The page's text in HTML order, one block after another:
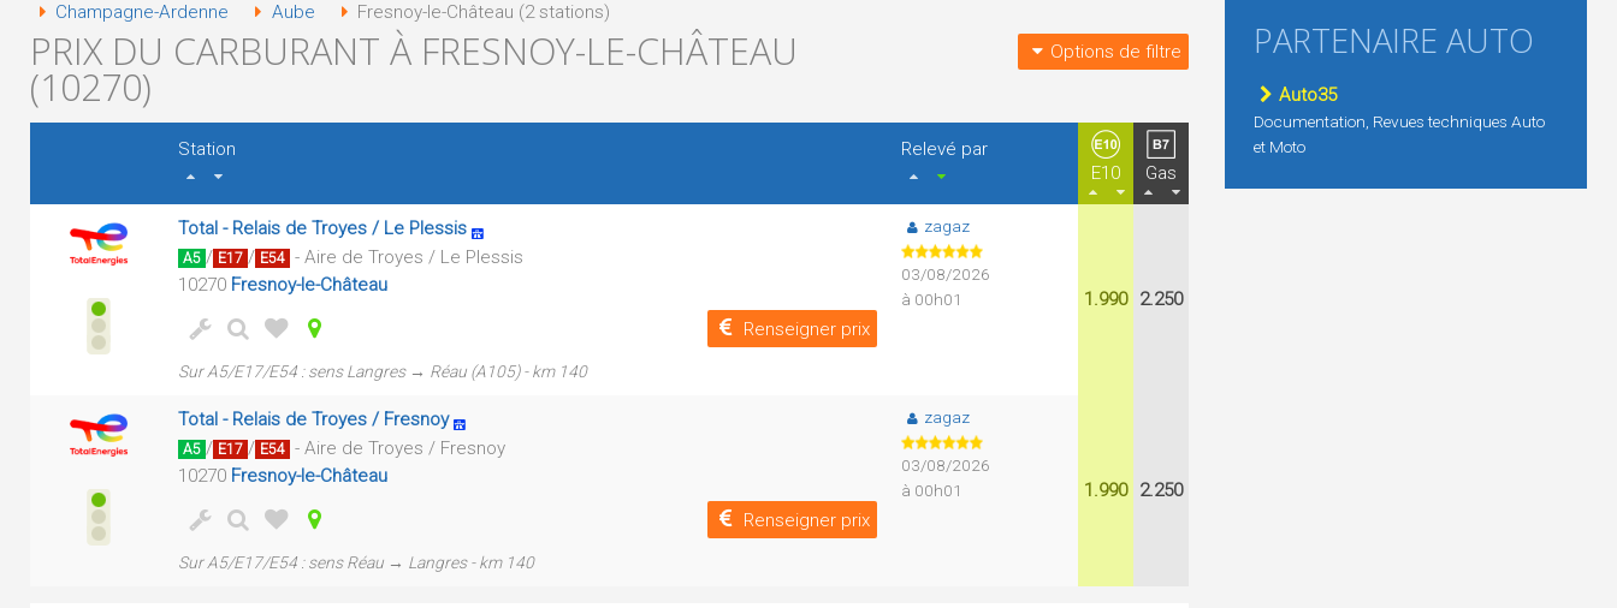
Champagne-Ardenne Aube Fresnoy-le-Château (2 stations)
PRIX DU CARBURANT À FRESNOY-LE-CHÂTEAU
(10270)
Options de filtre
Station
Relevé par
E10
Gas
Total - Relais de Troyes / Le Plessis
A5 / E17 / E54 - Aire de Troyes / Le Plessis
10270 Fresnoy-le-Château
Renseigner prix
Sur A5/E17/E54 : sens Langres → Réau (A105) - km 140
zagaz
03/08/2026
à 00h01
1.990 2.250
Total - Relais de Troyes / Fresnoy
A5 / E17 / E54 - Aire de Troyes / Fresnoy
10270 Fresnoy-le-Château
Renseigner prix
Sur A5/E17/E54 : sens Réau → Langres - km 140
zagaz
03/08/2026
à 00h01
1.990 2.250
PARTENAIRE AUTO
Auto35
Documentation, Revues techniques Auto
et Moto